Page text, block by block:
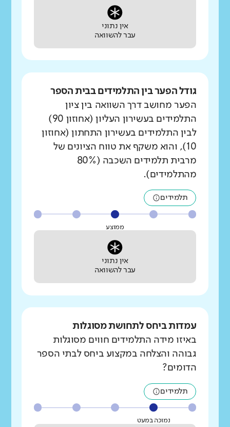
אין נתוני
עבר להשוואה
גודל הפער בין התלמידים בבית הספר
הפער מחושב דרך השוואה בין ציון
התלמידים בעשירון העליון (אחוזון 90)
לבין התלמידים בעשירון התחתון (אחוזון
10), והוא משקף את טווח הציונים של
מרבית תלמידים השכבה (80%
מהתלמידים).
תלמידים
ממוצע
אין נתוני
עבר להשוואה
עמדות ביחס לתחושת מסוגלות
באיזו מידה התלמידים חווים מסוגלות
גבוהה והצלחה במקצוע ביחס לבתי הספר
הדומים?
תלמידים
נמוכה במעט